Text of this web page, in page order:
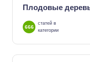
Плодовые
666
статей в
категории